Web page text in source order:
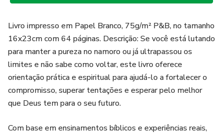
Livro impresso em Papel Branco, 75g/m² P&B, no tamanho
16x23cm com 64 páginas. Descrição: Se você está lutando
para manter a pureza no namoro ou já ultrapassou os
limites e não sabe como voltar, este livro oferece
orientação prática e espiritual para ajudá-lo a fortalecer o
compromisso, superar tentações e esperar pelo melhor
que Deus tem para o seu futuro.
Com base em ensinamentos bíblicos e experiências reais,